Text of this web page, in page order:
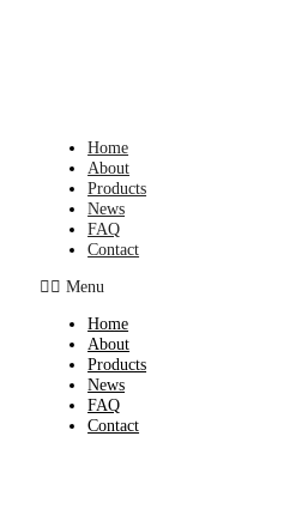
Home
About
Products
News
FAQ
Contact
Menu
Home
About
Products
News
FAQ
Contact